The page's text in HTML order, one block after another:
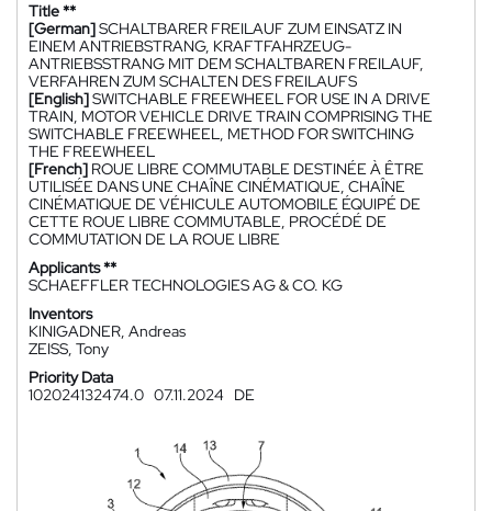
Title **
[German]SCHALTBARER FREILAUF ZUM EINSATZ IN
EINEM ANTRIEBSTRANG, KRAFTFAHRZEUG-
ANTRIEBSSTRANG MIT DEM SCHALTBAREN FREILAUF,
VERFAHREN ZUM SCHALTEN DES FREILAUFS
[English]SWITCHABLE FREEWHEEL FOR USE IN A DRIVE
TRAIN, MOTOR VEHICLE DRIVE TRAIN COMPRISING THE
SWITCHABLE FREEWHEEL, METHOD FOR SWITCHING
THE FREEWHEEL
[French] ROUE LIBRE COMMUTABLE DESTINÉE À ÊTRE
UTILISÉE DANS UNE CHAÎNE CINÉMATIQUE, CHAÎNE
CINÉMATIQUE DE VÉHICULE AUTOMOBILE ÉQUIPÉ DE
CETTE ROUE LIBRE COMMUTABLE, PROCÉDÉ DE
COMMUTATION DE LA ROUE LIBRE
Applicants **
SCHAEFFLER TECHNOLOGIES AG & CO. KG
Inventors
KINIGADNER, Andreas
ZEISS, Tony
Priority Data
102024132474.0 07.11.2024 DE